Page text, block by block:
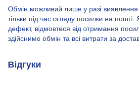
Обмін можливий лише у разі виявлення
тільки під час огляду посилки на
дефект, відмовтеся від отримання
здійснимо обмін та всі витрати за
Відгуки